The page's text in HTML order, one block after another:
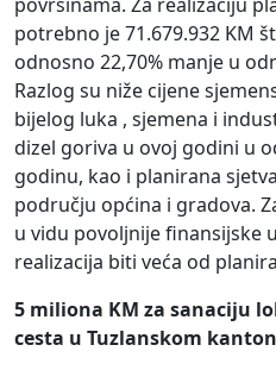
potrebno je 71.679.932 KM
odnosno 22,70% manje u
Razlog su niže cijene
bijelog luka , sjemena i
dizel goriva u ovoj godini u
godinu, kao i planirana
području općina i gradova.
u vidu povoljnije finansijske
realizacija biti veća od
5 miliona KM za sanaciju
cesta u Tuzlanskom